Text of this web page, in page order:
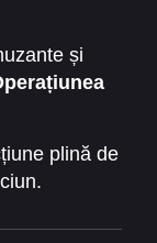
și
plină de